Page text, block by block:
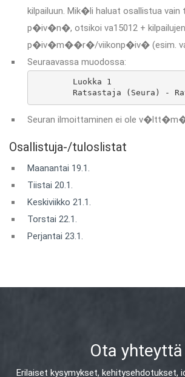
kilpailuun. Mik�li haluat osallistua
p�iv�n�, otsikoi va15012 + kilpailujen
p�iv�m��r�/viikonp�iv� (esim.
Seuraavassa muodossa:
Ratsastaja (Seura) -
Seuran ilmoittaminen ei ole
Osallistuja-/tuloslistat
Maanantai 19.1.
Tiistai 20.1.
Keskiviikko 21.1.
Torstai 22.1.
Perjantai 23.1.
Ota yhteyttä
Erilaiset kysymykset, kehitysehdotukset,